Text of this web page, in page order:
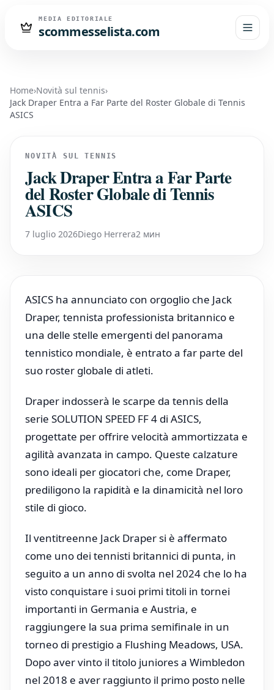
MEDIA EDITORIALE
scommesselista.com
Home›Novità sul tennis›
Jack Draper Entra a Far Parte del Roster Globale di Tennis
ASICS
NOVITÀ SUL TENNIS
Jack Draper Entra a Far Parte
del Roster Globale di Tennis
ASICS
7 luglio 2026Diego Herrera2 мин
ASICS ha annunciato con orgoglio che Jack
Draper, tennista professionista britannico e
una delle stelle emergenti del panorama
tennistico mondiale, è entrato a far parte del
suo roster globale di atleti.
Draper indosserà le scarpe da tennis della
serie SOLUTION SPEED FF 4 di ASICS,
progettate per offrire velocità ammortizzata e
agilità avanzata in campo. Queste calzature
sono ideali per giocatori che, come Draper,
prediligono la rapidità e la dinamicità nel loro
stile di gioco.
Il ventitreenne Jack Draper si è affermato
come uno dei tennisti britannici di punta, in
seguito a un anno di svolta nel 2024 che lo ha
visto conquistare i suoi primi titoli in tornei
importanti in Germania e Austria, e
raggiungere la sua prima semifinale in un
torneo di prestigio a Flushing Meadows, USA.
Dopo aver vinto il titolo juniores a Wimbledon
nel 2018 e aver raggiunto il primo posto nelle